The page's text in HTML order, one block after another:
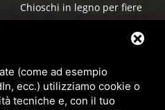
Chioschi in legno per fiere
Arredo esterno per giardino
Gazebo
Ombrelloni da giardino
(come ad esempio
ecc.) utilizziamo cookie o
tecniche e, con il tuo